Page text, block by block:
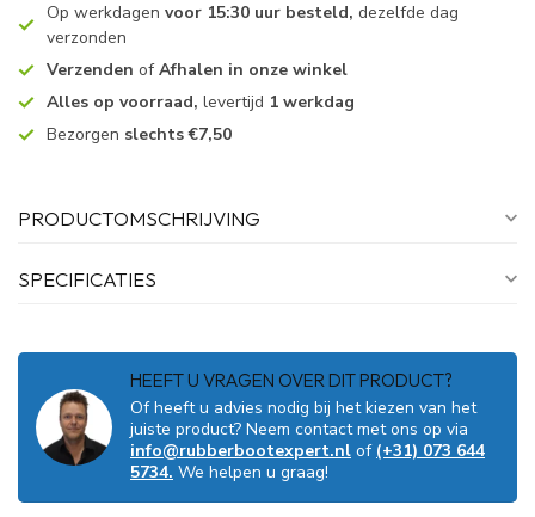
Op werkdagen voor 15:30 uur besteld, dezelfde dag
verzonden
Verzenden ofAfhalen in onze winkel
Alles op voorraad, levertijd 1 werkdag
Bezorgen slechts €7,50
PRODUCTOMSCHRIJVING
SPECIFICATIES
HEEFT U VRAGEN OVER DIT PRODUCT?
Of heeft u advies nodig bij het kiezen van het
juiste product? Neem contact met ons op via
info@rubberbootexpert.nl of (+31) 073 644
5734. We helpen u graag!